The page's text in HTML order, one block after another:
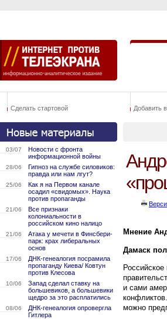
Сделать стартовой Добавить
03/07
Новости с фронта
информационной войны
28/06
Гипноз на службе силовиков:
правда или нам лгут?
25/06
Как я на Первом канале
осадил «свидомых». Наука
против пропаганды
21/06
Все признаки
колониальности в
российском кино налицо
21/06
Атака у мечети в Финсбери-
парк: крах либеральных
основ
17/06
ДНК-генеалогия посрамила
пропаганду Киева/ Ковтун
против Клесова
10/06
Запад сделал ставку на
большевиков, а большевики
щедро за это расплатились
08/06
ДНК-генеалогия опровергла
Гитлера
Мнение
Дамаск
и сами
можно